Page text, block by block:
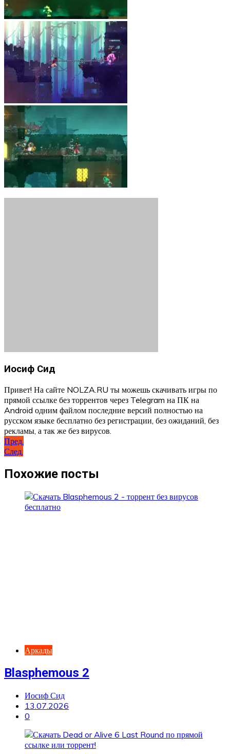
Иосиф Сид
Привет! На сайте NOLZA.RU ты можешь скачивать игры по
прямой ссылке без торрентов через Telegram на ПК на
Android одним файлом последние версий полностью на
русском языке бесплатно без регистрации, без ожиданий, без
рекламы, а так же без вирусов.
Навигация
по
записям
Пред.
След.
Похожие посты
Аркады
Blasphemous 2
Иосиф Сид
13.07.2026
0